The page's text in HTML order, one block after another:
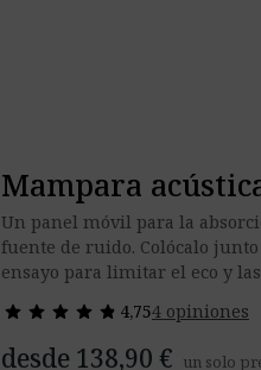
Mampara
Un panel móvil para la
fuente de ruido. Colócalo
ensayo para limitar el eco y
star star star star star
star star star star star 4,754 opiniones
desde 138,90 € un solo